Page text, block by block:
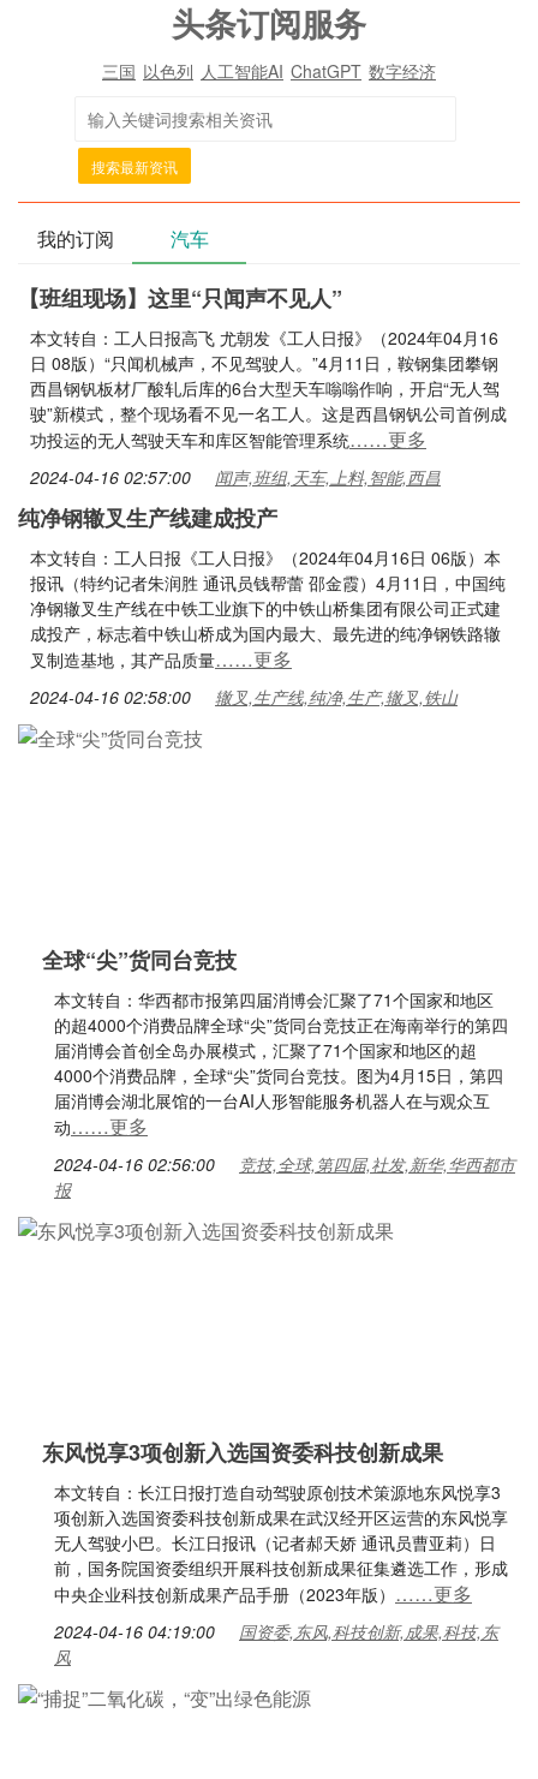
头条订阅服务
三国 以色列 人工智能AI ChatGPT 数字经济
搜索最新资讯
我的订阅 汽车
【班组现场】这里“只闻声不见人”
本文转自：工人日报高飞 尤朝发《工人日报》（2024年04月16
日 08版）“只闻机械声，不见驾驶人。”4月11日，鞍钢集团攀钢
西昌钢钒板材厂酸轧后库的6台大型天车嗡嗡作响，开启“无人驾
驶”新模式，整个现场看不见一名工人。这是西昌钢钒公司首例成
功投运的无人驾驶天车和库区智能管理系统……更多
2024-04-16 02:57:00 闻声,班组,天车,上料,智能,西昌
纯净钢辙叉生产线建成投产
本文转自：工人日报《工人日报》（2024年04月16日 06版）本
报讯（特约记者朱润胜 通讯员钱帮蕾 邵金霞）4月11日，中国纯
净钢辙叉生产线在中铁工业旗下的中铁山桥集团有限公司正式建
成投产，标志着中铁山桥成为国内最大、最先进的纯净钢铁路辙
叉制造基地，其产品质量……更多
2024-04-16 02:58:00 辙叉,生产线,纯净,生产,辙叉,铁山
全球“尖”货同台竞技
本文转自：华西都市报第四届消博会汇聚了71个国家和地区
的超4000个消费品牌全球“尖”货同台竞技正在海南举行的第四
届消博会首创全岛办展模式，汇聚了71个国家和地区的超
4000个消费品牌，全球“尖”货同台竞技。图为4月15日，第四
届消博会湖北展馆的一台AI人形智能服务机器人在与观众互
动……更多
2024-04-16 02:56:00
竞技,全球,第四届,社发,新华,华西都市
报
东风悦享3项创新入选国资委科技创新成果
本文转自：长江日报打造自动驾驶原创技术策源地东风悦享3
项创新入选国资委科技创新成果在武汉经开区运营的东风悦享
无人驾驶小巴。长江日报讯（记者郝天娇 通讯员曹亚莉）日
前，国务院国资委组织开展科技创新成果征集遴选工作，形成
中央企业科技创新成果产品手册（2023年版） ……更多
2024-04-16 04:19:00
国资委,东风,科技创新,成果,科技,东
风